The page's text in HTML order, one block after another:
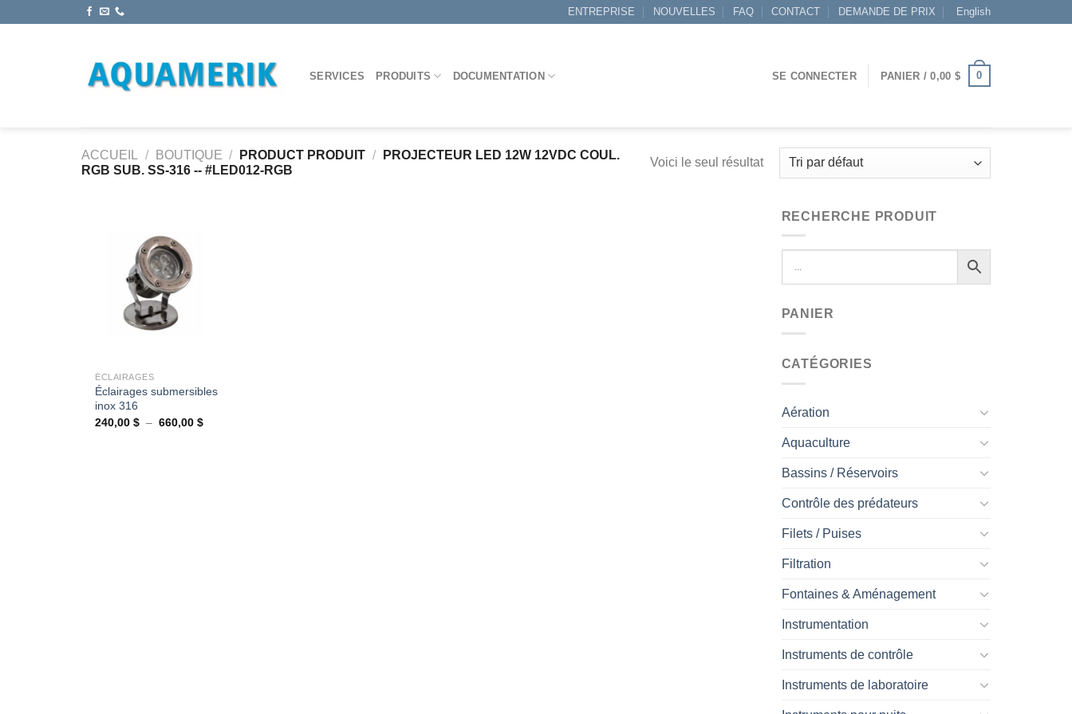
ENTREPRISE NOUVELLES FAQ CONTACT DEMANDE DE PRIX English
SERVICES PRODUITS DOCUMENTATION SE CONNECTER PANIER /0,00 $ 0
ACCUEIL / BOUTIQUE / PRODUCT PRODUIT /
PROJECTEUR LED 12W 12VDC COUL.
RGB SUB. SS-316 -- #LED012-RGB
Voici le seul résultat
ÉCLAIRAGES
Éclairages submersibles
inox 316
240,00$ – 660,00$Plage
RECHERCHE PRODUIT
PANIER
CATÉGORIES
Aération
Aquaculture
Bassins / Réservoirs
Contrôle des prédateurs
Filets / Puises
Filtration
Fontaines & Aménagement
Instrumentation
Instruments de contrôle
Instruments de laboratoire